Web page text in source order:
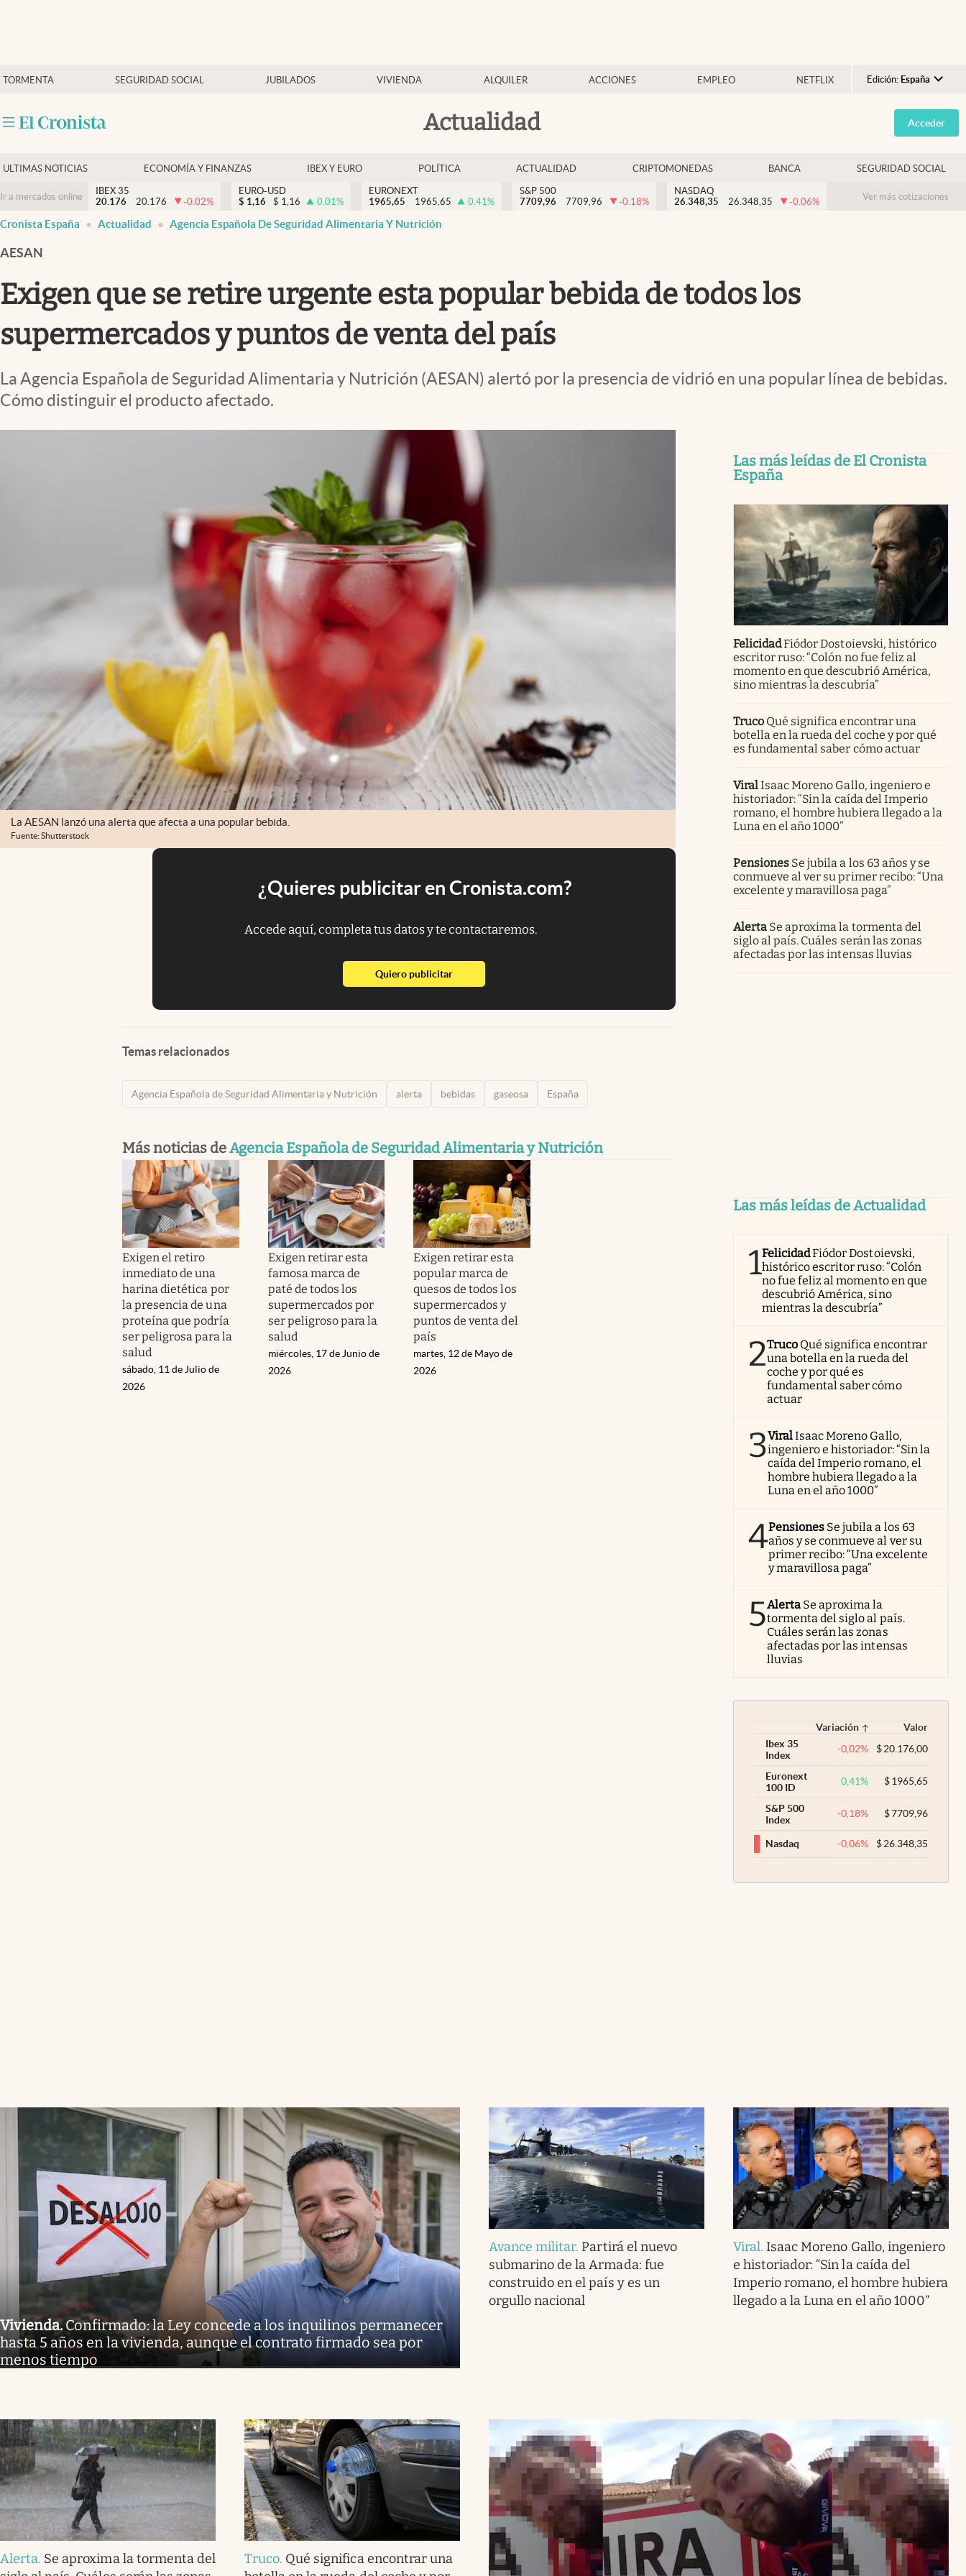
TORMENTA SEGURIDAD SOCIAL JUBILADOS VIVIENDA ALQUILER ACCIONES EMPLEO NETFLIX Edición: España
Argentina
España
USA
Colombia
Actualidad
Economía y finanzas
Criptomonedas
Acceder
ULTIMAS NOTICIAS ECONOMÍA Y FINANZAS IBEX Y EURO POLÍTICA ACTUALIDAD CRIPTOMONEDAS BANCA SEGURIDAD SOCIAL
Ir a mercados online
IBEX 35
20.176
20.176 -0.02%
EURO-USD
$ 1,16 $ 1,16 0.01%
EURONEXT
1965,65
1965,65 0.41%
S&P 500
7709,96
7709,96 -0.18%
NASDAQ
26.348,35
26.348,35 -0.06% Ver más cotizaciones
Cronista España Actualidad Agencia Española De Seguridad Alimentaria Y Nutrición
AESAN
Exigen que se retire urgente esta popular bebida de todos los
supermercados y puntos de venta del país
La Agencia Española de Seguridad Alimentaria y Nutrición (AESAN) alertó por la presencia de vidrió en una popular línea de bebidas.
Cómo distinguir el producto afectado.
La AESAN lanzó una alerta que afecta a una popular bebida.
Fuente: Shutterstock
¿Quieres publicitar en Cronista.com?
Accede aquí, completa tus datos y te contactaremos.
Quiero publicitarabre en nueva pestaña
Temas relacionados
Agencia Española de Seguridad Alimentaria y Nutrición alerta bebidas gaseosa España
Más noticias deAgencia Española de Seguridad Alimentaria y Nutrición
Exigen el retiro
inmediato de una
harina dietética por
la presencia de una
proteína que podría
ser peligrosa para la
salud
sábado, 11 de Julio de
2026
Exigen retirar esta
famosa marca de
paté de todos los
supermercados por
ser peligroso para la
salud
miércoles, 17 de Junio de
2026
Exigen retirar esta
popular marca de
quesos de todos los
supermercados y
puntos de venta del
país
martes, 12 de Mayo de
2026
Las más leídas de El Cronista
España
FelicidadFiódor Dostoievski, histórico
escritor ruso: “Colón no fue feliz al
momento en que descubrió América,
sino mientras la descubría”
Truco Qué significa encontrar una
botella en la rueda del coche y por qué
es fundamental saber cómo actuar
ViralIsaac Moreno Gallo, ingeniero e
historiador: “Sin la caída del Imperio
romano, el hombre hubiera llegado a la
Luna en el año 1000”
Pensiones Se jubila a los 63 años y se
conmueve al ver su primer recibo: “Una
excelente y maravillosa paga”
Alerta Se aproxima la tormenta del
siglo al país. Cuáles serán las zonas
afectadas por las intensas lluvias
Las más leídas de Actualidad
1FelicidadFiódor Dostoievski,
histórico escritor ruso: “Colón
no fue feliz al momento en que
descubrió América, sino
mientras la descubría”
2Truco Qué significa encontrar
una botella en la rueda del
coche y por qué es
fundamental saber cómo
actuar
3ViralIsaac Moreno Gallo,
ingeniero e historiador: “Sin la
caída del Imperio romano, el
hombre hubiera llegado a la
Luna en el año 1000”
4Pensiones Se jubila a los 63
años y se conmueve al ver su
primer recibo: “Una excelente
y maravillosa paga”
5Alerta Se aproxima la
tormenta del siglo al país.
Cuáles serán las zonas
afectadas por las intensas
lluvias
Variación
Valor
Ibex 35
Index
-0,02% $20.176,00
Euronext
100 ID
0,41% $1965,65
S&P 500
Index
-0,18% $7709,96
Nasdaq -0,06% $26.348,35
Vivienda.Confirmado: la Ley concede a los inquilinos permanecer
hasta 5 años en la vivienda, aunque el contrato firmado sea por
menos tiempo
Avance militar. Partirá el nuevo
submarino de la Armada: fue
construido en el país y es un
orgullo nacional
Viral. Isaac Moreno Gallo, ingeniero
e historiador: “Sin la caída del
Imperio romano, el hombre hubiera
llegado a la Luna en el año 1000”
Alerta. Se aproxima la tormenta del
Truco. Qué significa encontrar una